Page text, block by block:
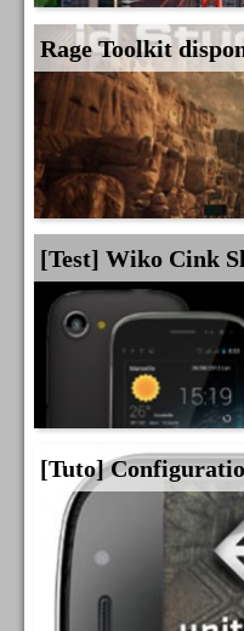
Rage Toolkit
[Test] Wiko Cink
[Tuto]